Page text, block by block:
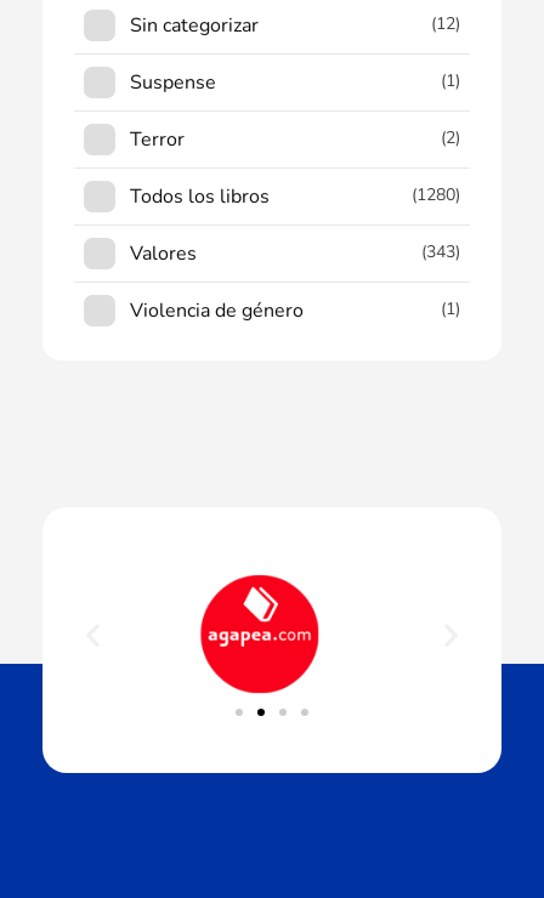
Sin categorizar (12)
Suspense (1)
Terror (2)
Todos los libros (1280)
Valores (343)
Violencia de género (1)